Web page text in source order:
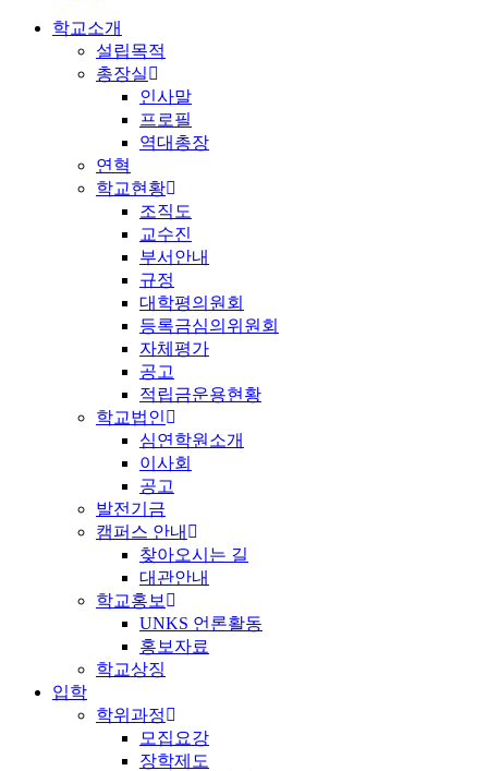
학교소개
설립목적
총장실
인사말
프로필
역대총장
연혁
학교현황
조직도
교수진
부서안내
규정
대학평의원회
등록금심의위원회
자체평가
공고
적립금운용현황
학교법인
심연학원소개
이사회
공고
발전기금
캠퍼스 안내
찾아오시는 길
대관안내
학교홍보
UNKS 언론활동
홍보자료
학교상징
입학
학위과정
모집요강
장학제도